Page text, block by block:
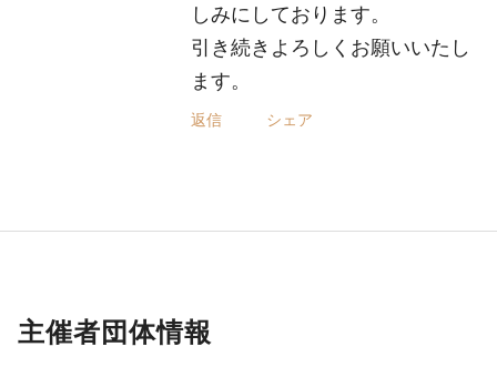
しみにしております。
引き続きよろしくお願いいたし
ます。
返信 シェア
主催者団体情報